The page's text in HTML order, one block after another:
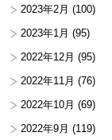
2023年2月 (100)
2023年1月 (95)
2022年12月 (95)
2022年11月 (76)
2022年10月 (69)
2022年9月 (119)